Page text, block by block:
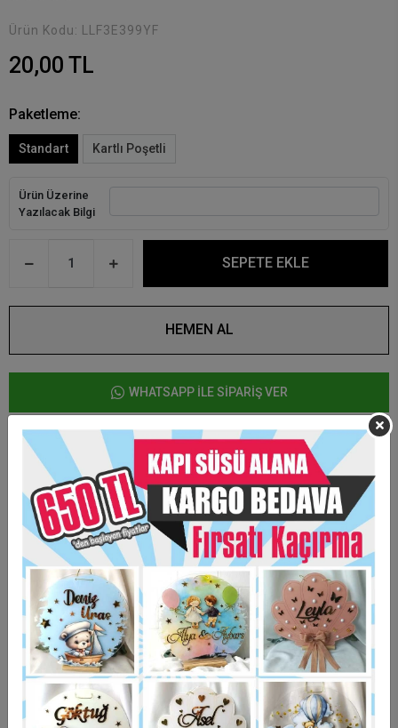
Ürün Kodu: LLF3E399YF
20,00 TL
Paketleme:
Standart Kartlı Poşetli
Ürün Üzerine
Yazılacak Bilgi
SEPETE EKLE
HEMEN AL
WHATSAPP İLE SİPARİŞ VER
Ürün Özellikleri
Ürün üzerine kaliteli Uv baskı yapılmaktadır.
Arkası mıknatıslıdır.
Kişiye özel tasarım hazırlanmaktadır.
Taksit Seçenekleri
Garanti Ve Teslimat
Hızlı Gönderi Güvenli Alışveriş İade ve Değişim